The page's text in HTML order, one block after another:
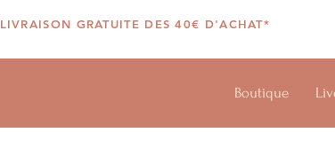
LIVRAISON GRATUITE DES 40€ D'ACHAT*
Boutique